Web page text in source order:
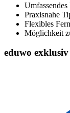
Praxisnahe
Flexibles
Möglichkeit
eduwo exklusiv